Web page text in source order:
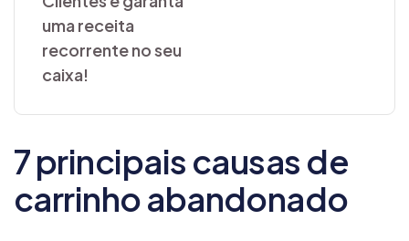
uma receita
recorrente no seu
caixa!
7 principais causas de
carrinho abandonado